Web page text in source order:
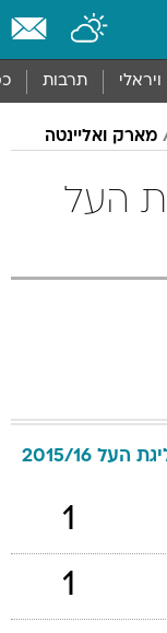
ויראלי תרבות
מארק ואליינטה
העל
העל 2015/16
1
1